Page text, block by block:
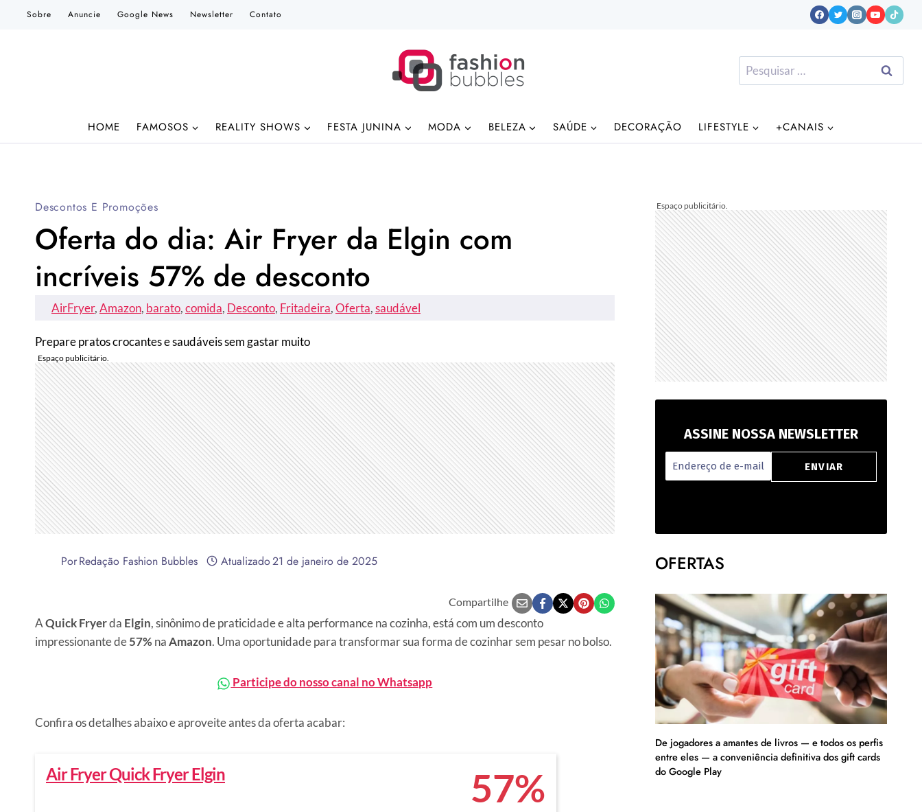
Sobre Anuncie Google News Newsletter Contato
Pesquisar
por:
HOME FAMOSOS REALITY SHOWS FESTA JUNINA MODA BELEZA SAÚDE DECORAÇÃO LIFESTYLE +CANAIS
Descontos E Promoções
Oferta do dia: Air Fryer da Elgin com
incríveis 57% de desconto
AirFryer, Amazon, barato, comida, Desconto, Fritadeira, Oferta, saudável
Prepare pratos crocantes e saudáveis sem gastar muito
PorRedação Fashion Bubbles Atualizado21 de janeiro de 2025
Compartilhe
AQuick Fryerda Elgin, sinônimo de praticidade e alta performance na cozinha, está com um desconto
impressionante de57% naAmazon. Uma oportunidade para transformar sua forma de cozinhar sem pesar no bolso.
Participe do nosso canal no Whatsapp
Confira os detalhes abaixo e aproveite antes da oferta acabar:
Air Fryer Quick Fryer Elgin 57%
ASSINE NOSSA NEWSLETTER
OFERTAS
De jogadores a amantes de livros — e todos os perfis
entre eles — a conveniência definitiva dos gift cards
do Google Play